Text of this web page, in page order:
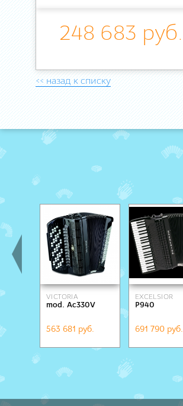
248 683 руб.
<< назад к списку
VICTORIA
mod. Ac330V
563 681 руб.
EXCELSIOR
P940
691 790 руб.